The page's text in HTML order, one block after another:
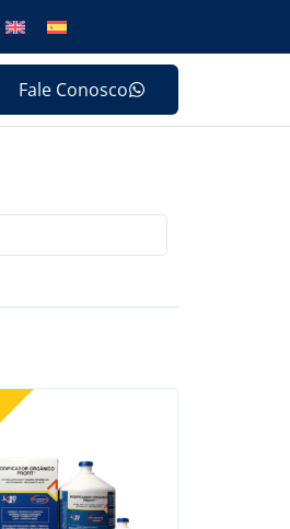
Fale Conosco